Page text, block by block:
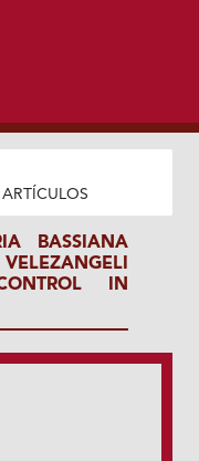
ARTÍCULOS
BASSIANA
IN